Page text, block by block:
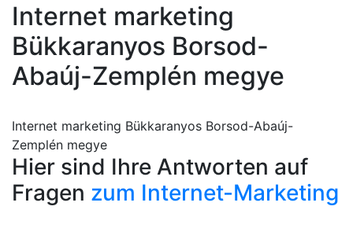
Internet marketing
Bükkaranyos Borsod-
Abaúj-Zemplén megye
Internet marketing Bükkaranyos Borsod-Abaúj-
Zemplén megye
Hier sind Ihre Antworten auf
Fragen zum Internet-Marketing